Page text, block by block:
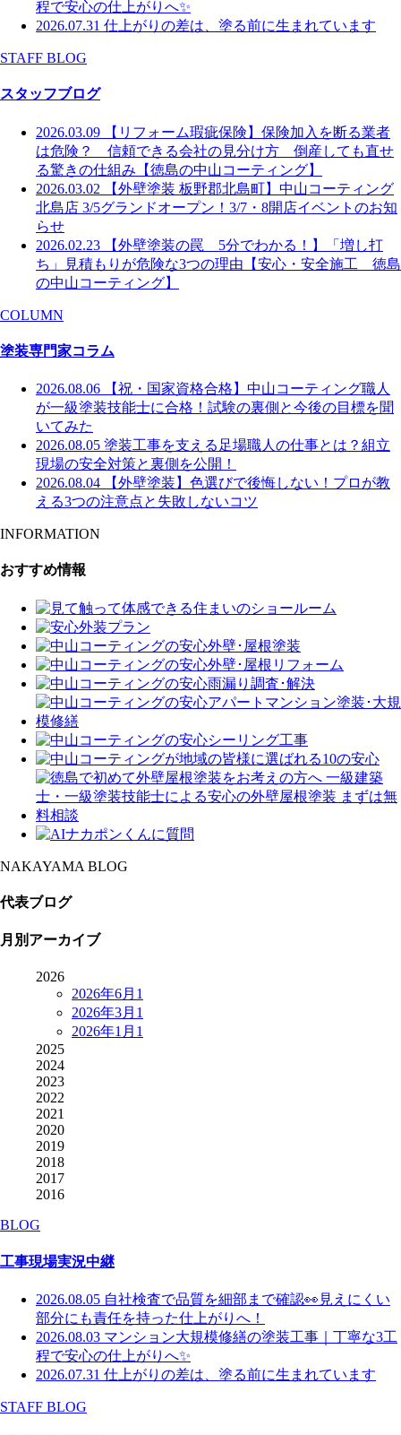
程で安心の仕上がりへ✨
2026.07.31 仕上がりの差は、塗る前に生まれています
STAFF BLOG
スタッフブログ
2026.03.09
【リフォーム瑕疵保険】保険加入を断る業者
は危険？ 信頼できる会社の見分け方 倒産しても直せ
る驚きの仕組み【徳島の中山コーティング】
2026.03.02
【外壁塗装 板野郡北島町】中山コーティング
北島店 3/5グランドオープン！3/7・8開店イベントのお知
らせ
2026.02.23
【外壁塗装の罠 5分でわかる！】「増し打
ち」見積もりが危険な3つの理由【安心・安全施工 徳島
の中山コーティング】
COLUMN
塗装専門家コラム
2026.08.06
【祝・国家資格合格】中山コーティング職人
が一級塗装技能士に合格！試験の裏側と今後の目標を聞
いてみた
2026.08.05 塗装工事を支える足場職人の仕事とは？組立
現場の安全対策と裏側を公開！
2026.08.04
【外壁塗装】色選びで後悔しない！プロが教
える3つの注意点と失敗しないコツ
INFORMATION
おすすめ情報
NAKAYAMA BLOG
代表ブログ
月別アーカイブ
2026
2026年6月 1
2026年3月 1
2026年1月 1
2025
2024
2023
2022
2021
2020
2019
2018
2017
2016
BLOG
工事現場実況中継
2026.08.05 自社検査で品質を細部まで確認👀見えにくい
部分にも責任を持った仕上がりへ！
2026.08.03 マンション大規模修繕の塗装工事｜丁寧な3工
程で安心の仕上がりへ✨
2026.07.31 仕上がりの差は、塗る前に生まれています
STAFF BLOG